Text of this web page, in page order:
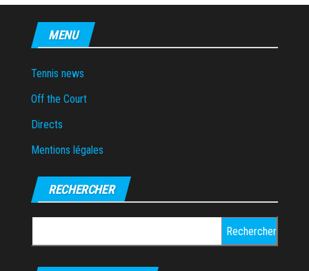
MENU
Tennis news
Off the Court
Directs
Mentions légales
RECHERCHER